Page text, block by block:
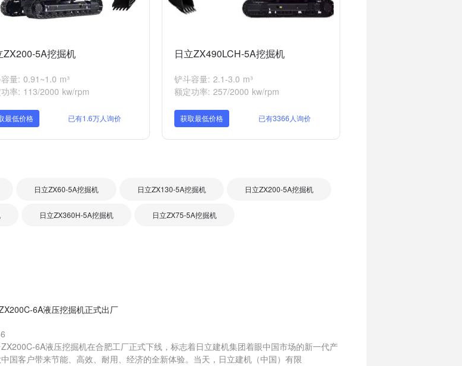
ZX200-5A挖掘机
量: 0.91~1.0 m³
率: 113/2000 kw/rpm
最低价格 已有1.6万人询价
日立ZX490LCH-5A挖掘机
铲斗容量: 2.1-3.0 m³
额定功率: 257/2000 kw/rpm
获取最低价格 已有3366人询价
日立ZX60-5A挖掘机 日立ZX130-5A挖掘机 日立ZX200-5A挖掘机
日立ZX360H-5A挖掘机 日立ZX75-5A挖掘机
6A液压挖掘机正式出厂
6A液压挖掘机在合肥工厂正式下线，标志着日立建机集团着眼中国市场的新一代产
国客户带来节能、高效、耐用、经济的全新体验。当天，日立建机（中国）有限